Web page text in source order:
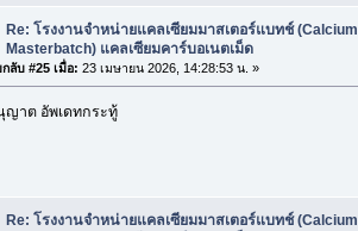
Re: โรงงานจำหน่ายแคลเซียมมาสเตอร์แบทช์ (Calcium
Masterbatch) แคลเซียมคาร์บอเนตเม็ด
ลับ #25 เมื่อ: 23 เมษายน 2026, 14:28:53 น. »
ญาต อัพเดทกระทู้
Re: โรงงานจำหน่ายแคลเซียมมาสเตอร์แบทช์ (Calcium